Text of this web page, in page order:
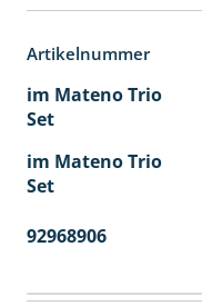
Artikelnummer
im Mateno Trio
Set
im Mateno Trio
Set
92968906